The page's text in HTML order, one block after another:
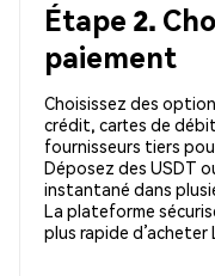
Étape 2.
paiement
Choisissez des
crédit, cartes de
fournisseurs tiers
Déposez des USDT
instantané dans
La plateforme
plus rapide